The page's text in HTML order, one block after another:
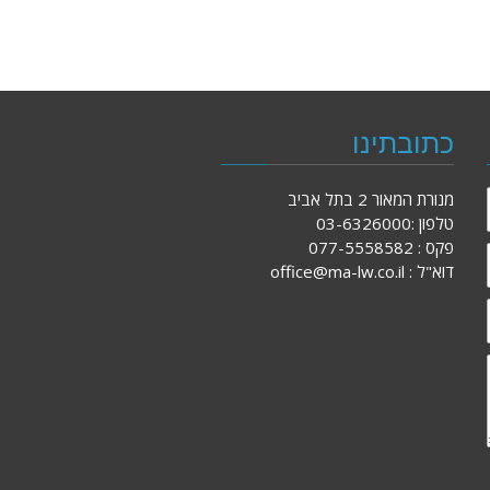
כתובתינו
מנורת המאור 2 בתל אביב
טלפון :03-6326000
פקס : 077-5558582
דוא"ל : office@ma-lw.co.il